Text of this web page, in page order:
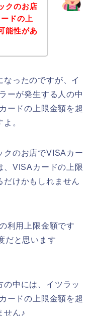
クのお店
ドの上
能性があ
ったのですが、イ
ーが発生する人の中
ードの上限金額を超
。
クのお店でVISAカー
、VISAカードの上限
だけかもしれません
利用上限金額です
だと思います
の中には、イツラッ
ードの上限金額を超
せん♪